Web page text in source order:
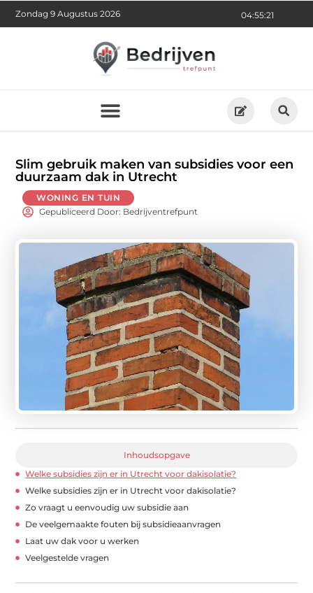
04:55:23
Zondag 9 Augustus 2026
Slim gebruik maken van subsidies voor een
duurzaam dak in Utrecht
WONING EN TUIN
Gepubliceerd Door: Bedrijventrefpunt
Inhoudsopgave
Welke subsidies zijn er in Utrecht voor dakisolatie?
Welke subsidies zijn er in Utrecht voor dakisolatie?
Zo vraagt u eenvoudig uw subsidie aan
De veelgemaakte fouten bij subsidieaanvragen
Laat uw dak voor u werken
Veelgestelde vragen